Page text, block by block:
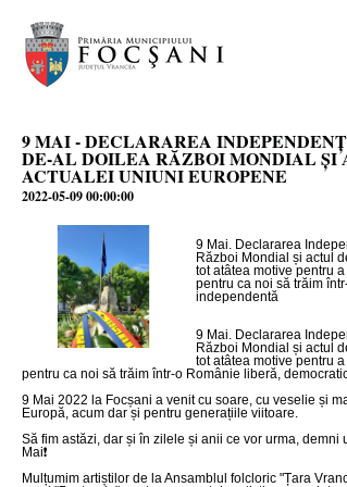
9 MAI - DECLARAREA
DE-AL DOILEA RĂZBOI MONDIAL ȘI
ACTUALEI UNIUNI EUROPENE
2022-05-09 00:00:00
9 Mai. Declararea
Război Mondial și actul
tot atâtea motive pentru
pentru ca noi să trăim
independentă
9 Mai. Declararea
Război Mondial și actul
tot atâtea motive pentru
pentru ca noi să trăim într-o Românie liberă,
9 Mai 2022 la Focșani a venit cu soare, cu veselie și
Europă, acum dar și pentru generațiile viitoare.
Să fim astăzi, dar și în zilele și anii ce vor urma,
Mai❗️
Mulțumim artiștilor de la Ansamblul folcloric "Țara